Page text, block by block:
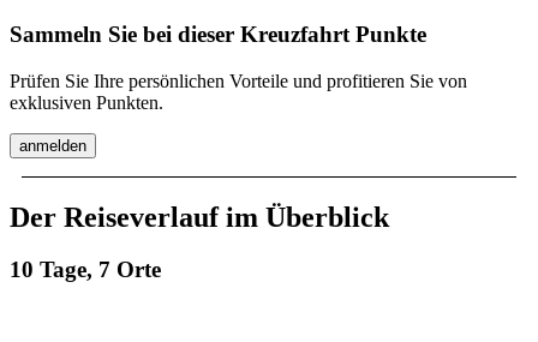
Sammeln Sie bei dieser Kreuzfahrt Punkte
Prüfen Sie Ihre persönlichen Vorteile und profitieren Sie von
exklusiven Punkten.
anmelden
Der Reiseverlauf im Überblick
10 Tage, 7 Orte